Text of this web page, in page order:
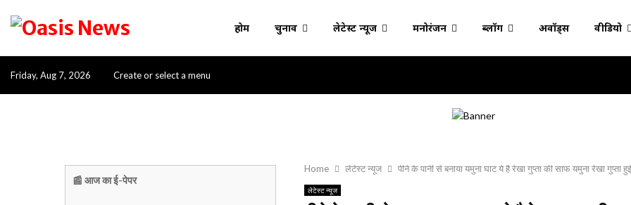
होम चुनाव लेटेस्ट न्यूज मनोरंजन ब्लॉग अवॉर्ड्स वीडियो
Friday, Aug 7, 2026 Create or select a menu
Home लेटेस्ट न्यूज पीने के पानी से बनाया यमुना घाट ये है रेखा गुप्ता की साफ यमुना रेखा गुप्ता हुई
लेटेस्ट न्यूज
📰 आज का ई-पेपर